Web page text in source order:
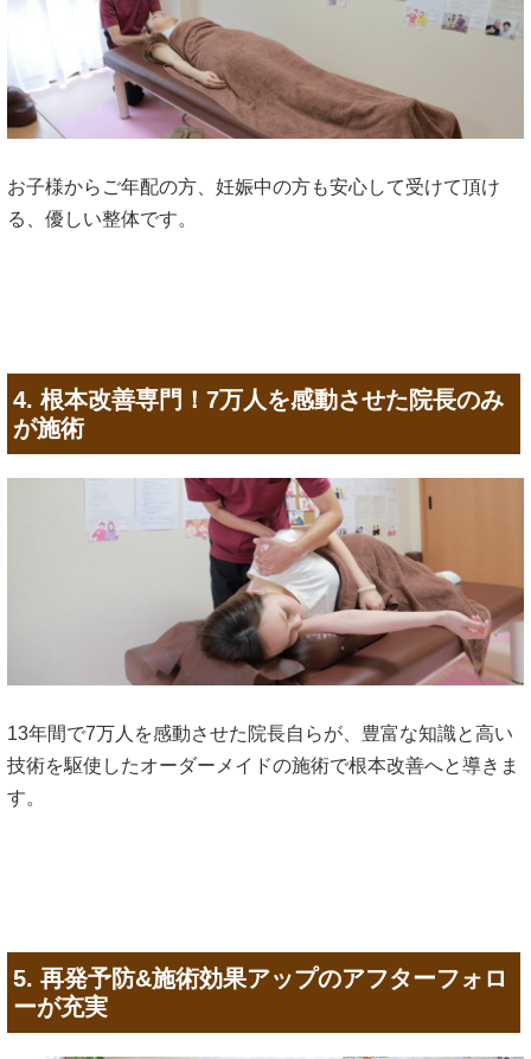
お子様からご年配の方、妊娠中の方も安心して受けて頂け
る、優しい整体です。
4. 根本改善専門！7万人を感動させた院長のみ
が施術
13年間で7万人を感動させた院長自らが、豊富な知識と高い
技術を駆使したオーダーメイドの施術で根本改善へと導きま
す。
5. 再発予防&施術効果アップのアフターフォロ
ーが充実